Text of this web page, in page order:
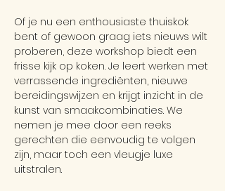
Of je nu een enthousiaste thuiskok
bent of gewoon graag iets nieuws wilt
proberen, deze workshop biedt een
frisse kijk op koken. Je leert werken met
verrassende ingrediënten, nieuwe
bereidingswijzen en krijgt inzicht in de
kunst van smaakcombinaties. We
nemen je mee door een reeks
gerechten die eenvoudig te volgen
zijn, maar toch een vleugje luxe
uitstralen.